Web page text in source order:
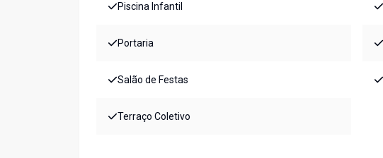
Piscina Infantil
Portaria
Salão de Festas
Terraço Coletivo